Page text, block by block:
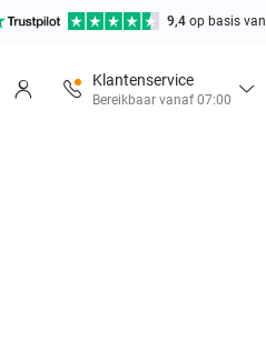
9,4 op basis van
Klantenservice
Bereikbaar vanaf 07:00